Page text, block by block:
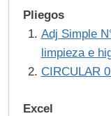
Pliegos
Adj Simple
limpieza e
CIRCULAR
Excel